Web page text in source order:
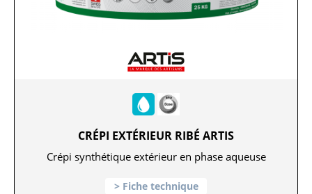
CRÉPI EXTÉRIEUR RIBÉ ARTIS
Crépi synthétique extérieur en phase aqueuse
Fiche technique